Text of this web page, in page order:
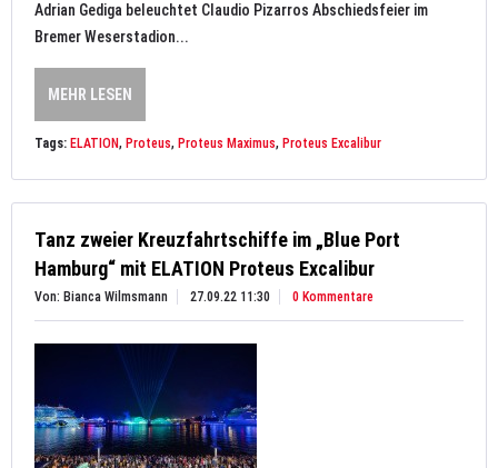
Adrian Gediga beleuchtet Claudio Pizarros Abschiedsfeier im
Bremer Weserstadion...
MEHR LESEN
Tags: ELATION, Proteus, Proteus Maximus, Proteus Excalibur
Tanz zweier Kreuzfahrtschiffe im „Blue Port
Hamburg“ mit ELATION Proteus Excalibur
Von: Bianca Wilmsmann 27.09.22 11:30 0 Kommentare